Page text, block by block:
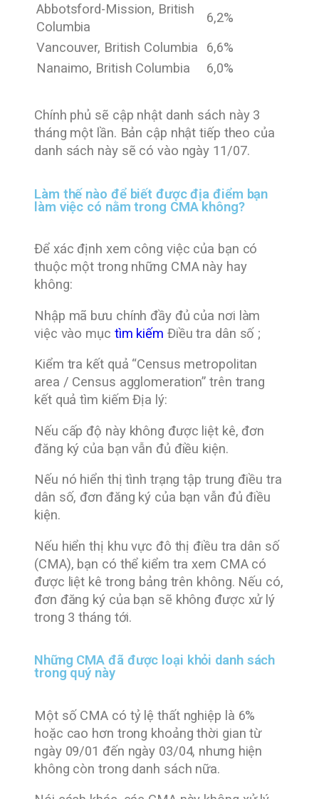
Abbotsford-Mission, British
Columbia
6,2%
Vancouver, British Columbia
6,6%
Nanaimo, British Columbia
6,0%
Chính phủ sẽ cập nhật danh sách này 3
tháng một lần. Bản cập nhật tiếp theo của
danh sách này sẽ có vào ngày 11/07.
Làm thế nào để biết được địa điểm bạn
làm việc có nằm trong CMA không?
Để xác định xem công việc của bạn có
thuộc một trong những CMA này hay
không:
Nhập mã bưu chính đầy đủ của nơi làm
việc vào mục tìm kiếm Điều tra dân số ;
Kiểm tra kết quả “Census metropolitan
area / Census agglomeration” trên trang
kết quả tìm kiếm Địa lý:
Nếu cấp độ này không được liệt kê, đơn
đăng ký của bạn vẫn đủ điều kiện.
Nếu nó hiển thị tình trạng tập trung điều tra
dân số, đơn đăng ký của bạn vẫn đủ điều
kiện.
Nếu hiển thị khu vực đô thị điều tra dân số
(CMA), bạn có thể kiểm tra xem CMA có
được liệt kê trong bảng trên không. Nếu có,
đơn đăng ký của bạn sẽ không được xử lý
trong 3 tháng tới.
Những CMA đã được loại khỏi danh sách
trong quý này
Một số CMA có tỷ lệ thất nghiệp là 6%
hoặc cao hơn trong khoảng thời gian từ
ngày 09/01 đến ngày 03/04, nhưng hiện
không còn trong danh sách nữa.